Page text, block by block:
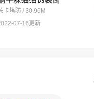
卡塔防 / 30.96M
07-16更新